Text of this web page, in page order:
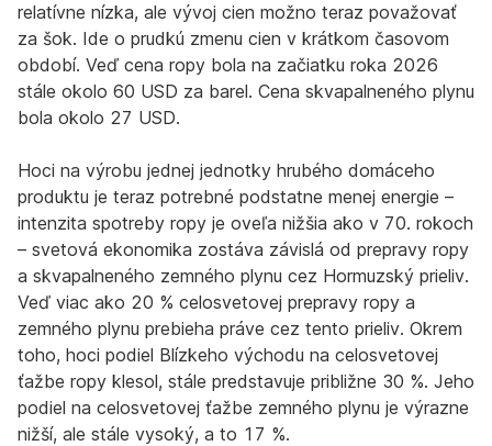
relatívne nízka, ale vývoj cien možno teraz považovať
za šok. Ide o prudkú zmenu cien v krátkom časovom
období. Veď cena ropy bola na začiatku roka 2026
stále okolo 60 USD za barel. Cena skvapalneného plynu
bola okolo 27 USD.
Hoci na výrobu jednej jednotky hrubého domáceho
produktu je teraz potrebné podstatne menej energie –
intenzita spotreby ropy je oveľa nižšia ako v 70. rokoch
– svetová ekonomika zostáva závislá od prepravy ropy
a skvapalneného zemného plynu cez Hormuzský prieliv.
Veď viac ako 20 % celosvetovej prepravy ropy a
zemného plynu prebieha práve cez tento prieliv. Okrem
toho, hoci podiel Blízkeho východu na celosvetovej
ťažbe ropy klesol, stále predstavuje približne 30 %. Jeho
podiel na celosvetovej ťažbe zemného plynu je výrazne
nižší, ale stále vysoký, a to 17 %.